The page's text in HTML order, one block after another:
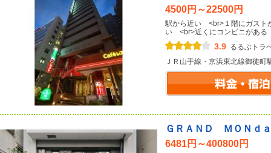
4500円～22500円
駅から近い <br>１階にガスト
い <br>近くにコンビニがある
3.9 るるぶトラ
ＪＲ山手線・京浜東北線御徒
ＧＲＡＮＤ ＭＯＮｄ
6481円～400800円